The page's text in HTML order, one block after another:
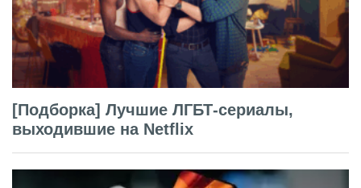
[Подборка] Лучшие ЛГБТ-сериалы,
выходившие на Netflix